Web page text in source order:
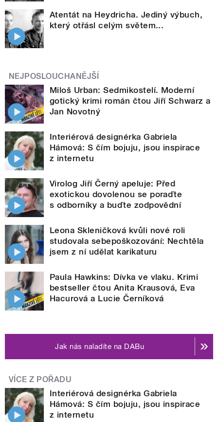
Atentát na Heydricha. Jediný výbuch,
který otřásl celým světem...
NEJPOSLOUCHANĚJŠÍ
Miloš Urban: Sedmikostelí. Moderní
gotický krimi román čtou Jiří Schwarz a
Jan Novotný
Interiérová designérka Gabriela
Hámová: S čím bojuju, jsou inspirace
z internetu
Virolog Jiří Černý apeluje: Před
exotickou dovolenou se poraďte
s odborníky a buďte zodpovědní
Leona Skleničková kvůli nové roli
studovala sebepoškozování: Nechtěla
jsem z ní udělat karikaturu
Paula Hawkins: Dívka ve vlaku. Krimi
bestseller čtou Anita Krausová, Eva
Hacurová a Lucie Černíková
Jak nás naladíte na DABu
VÍCE Z POŘADU
Interiérová designérka Gabriela
Hámová: S čím bojuju, jsou inspirace
z internetu